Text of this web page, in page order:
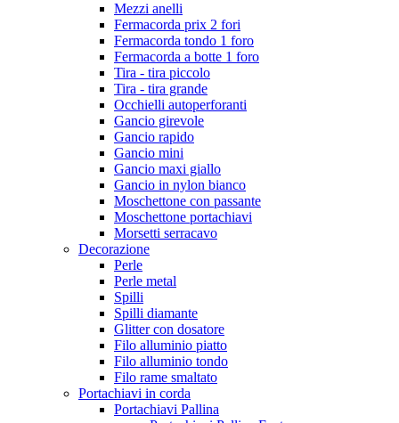
Mezzi anelli
Fermacorda prix 2 fori
Fermacorda tondo 1 foro
Fermacorda a botte 1 foro
Tira - tira piccolo
Tira - tira grande
Occhielli autoperforanti
Gancio girevole
Gancio rapido
Gancio mini
Gancio maxi giallo
Gancio in nylon bianco
Moschettone con passante
Moschettone portachiavi
Morsetti serracavo
Decorazione
Perle
Perle metal
Spilli
Spilli diamante
Glitter con dosatore
Filo alluminio piatto
Filo alluminio tondo
Filo rame smaltato
Portachiavi in corda
Portachiavi Pallina